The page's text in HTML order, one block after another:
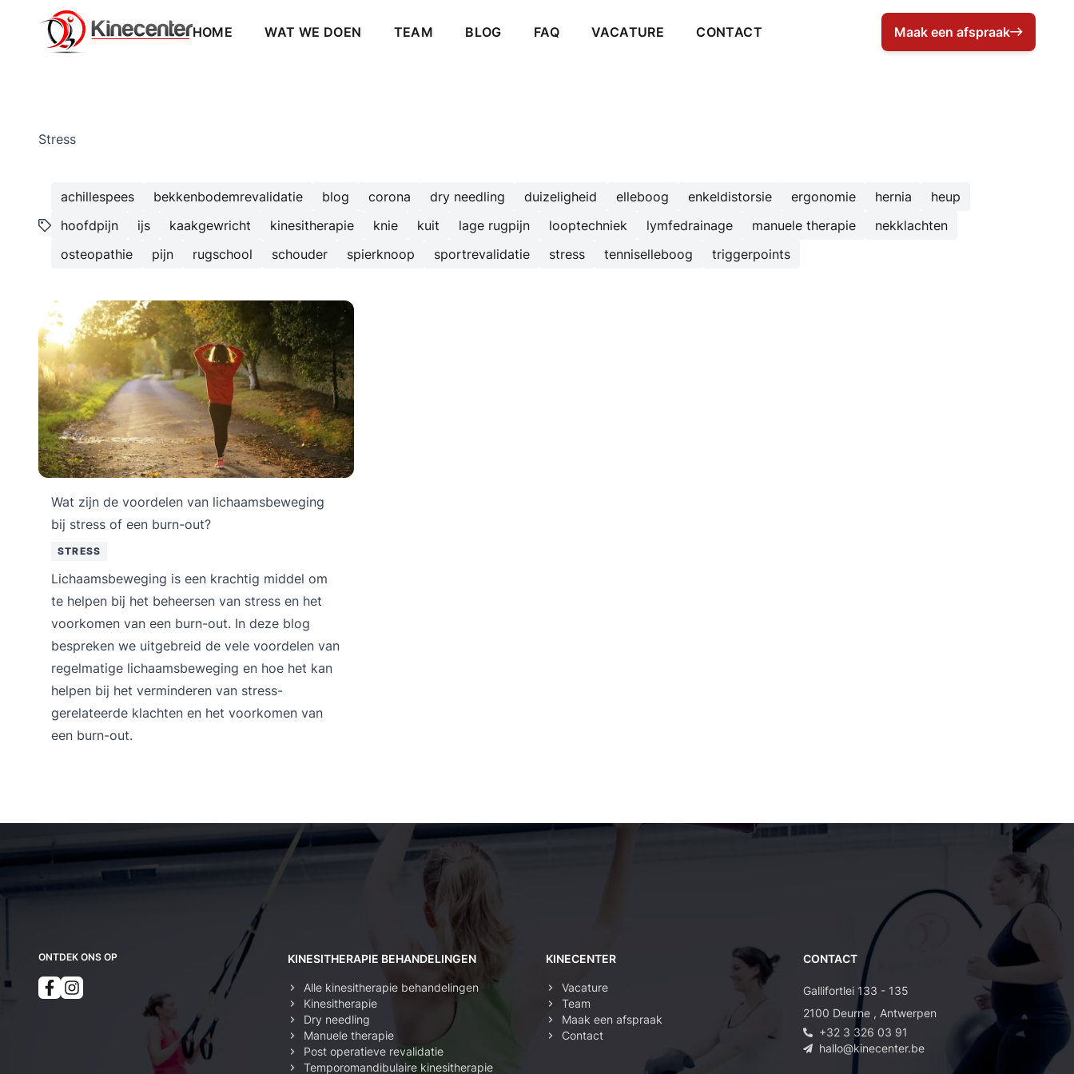
Kinecenter Blog - alles over kinesitherapie
HOME
WAT WE DOEN TEAM BLOG FAQ VACATURE CONTACT
Kenesist Deurne: Maak een
Maak een afspraak
Stress
achillespees bekkenbodemrevalidatie blog corona dry needling duizeligheid elleboog enkeldistorsie ergonomie hernia
heup
hoofdpijn
ijs kaakgewricht kinesitherapie knie kuit lage rugpijn looptechniek lymfedrainage manuele therapie
nekklachten
osteopathie
pijn rugschool schouder spierknoop sportrevalidatie stress tenniselleboog triggerpoints
Wat zijn de voordelen van lichaamsbeweging
bij stress of een burn-out?
STRESS
Lichaamsbeweging is een krachtig middel om
te helpen bij het beheersen van stress en het
voorkomen van een burn-out. In deze blog
bespreken we uitgebreid de vele voordelen van
regelmatige lichaamsbeweging en hoe het kan
helpen bij het verminderen van stress-
gerelateerde klachten en het voorkomen van
een burn-out.
ONTDEK ONS OP KINESITHERAPIE BEHANDELINGEN
Alle kinesitherapie behandelingen
Kinesitherapie
Dry needling
Manuele therapie
Post operatieve revalidatie
Temporomandibulaire kinesitherapie
KINECENTER
Vacature
Team
Maak een afspraak
Contact
CONTACT
Gallifortlei 133 - 135
2100 Deurne , Antwerpen
+32 3 326 03 91
hallo@kinecenter.be